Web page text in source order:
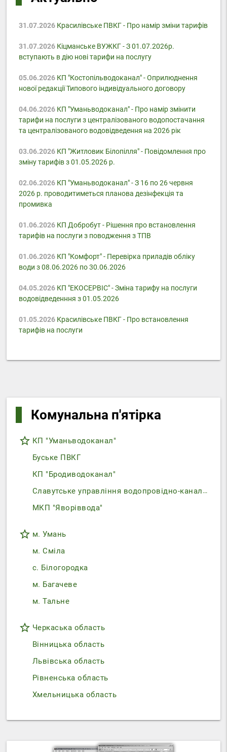
31.07.2026Красилівське ПВКГ - Про намір зміни тарифів
31.07.2026Кіцманське ВУЖКГ - З 01.07.2026р.
вступають в дію нові тарифи на послугу
05.06.2026КП "Костопільводоканал" - Оприлюднення
нової редакції Типового індивідуального договору
04.06.2026КП "Уманьводоканал" - Про намір змінити
тарифи на послуги з централізованого водопостачання
та централізованого водовідведення на 2026 рік
03.06.2026КП "Житловик Білопілля" - Повідомлення про
зміну тарифів з 01.05.2026 р.
02.06.2026КП "Уманьводоканал" - З 16 по 26 червня
2026 р. проводитиметься планова дезінфекція та
промивка
01.06.2026КП Добробут - Pішення про встановлення
тарифів на послуги з поводження з ТПВ
01.06.2026КП "Комфорт" - Перевірка приладів обліку
води з 08.06.2026 по 30.06.2026
04.05.2026КП "ЕКОСЕРВІС" - Зміна тарифу на послуги
водовідведенння з 01.05.2026
01.05.2026Красилівське ПВКГ - Про встановлення
тарифів на послуги
Комунальна п'ятірка
star_border КП "Уманьводоканал"
Буське ПВКГ
КП "Бродиводоканал"
Славутське управління водопровідно-каналізаційного господарства
МКП "Яворіввода"
star_border м. Умань
м. Сміла
с. Білогородка
м. Багачеве
м. Тальне
star_border Черкаська область
Вінницька область
Львівська область
Рівненська область
Хмельницька область